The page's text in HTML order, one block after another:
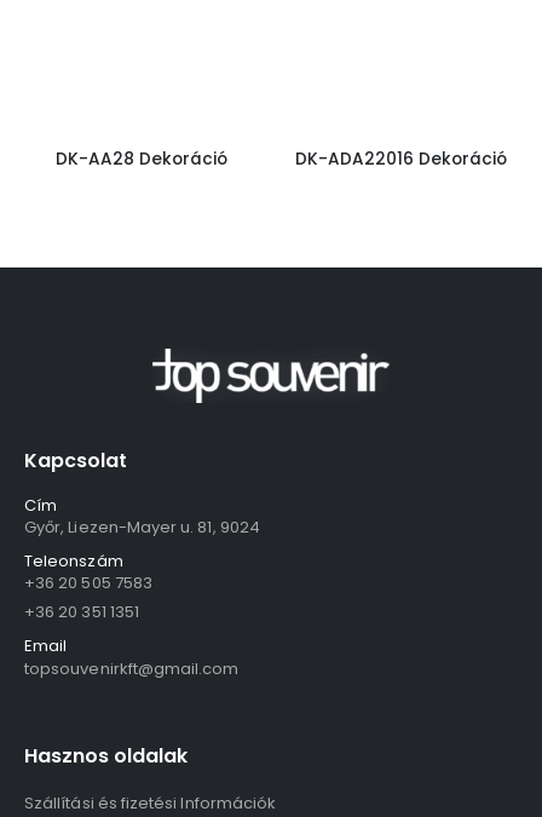
DK-AA28 Dekoráció DK-ADA22016 Dekoráció
Kapcsolat
Cím
Győr, Liezen-Mayer u. 81, 9024
Teleonszám
+36 20 505 7583
+36 20 351 1351
Email
topsouvenirkft@gmail.com
Hasznos oldalak
Szállítási és fizetési Információk